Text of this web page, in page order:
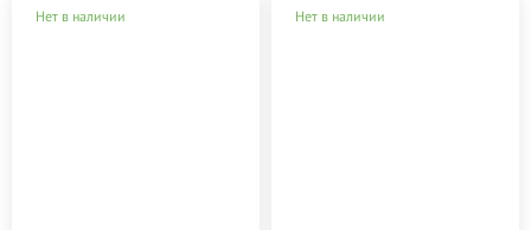
Нет в наличии Нет в наличии